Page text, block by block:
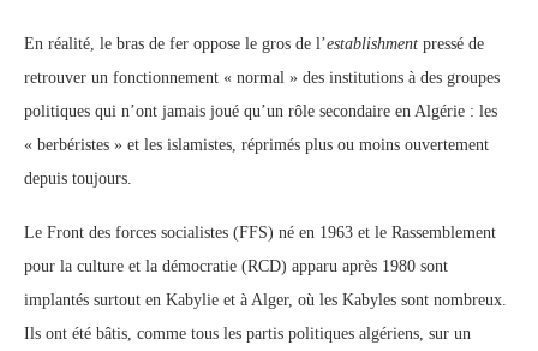
En réalité, le bras de fer oppose le gros de l’establishment pressé de
retrouver un fonctionnement « normal » des institutions à des groupes
politiques qui n’ont jamais joué qu’un rôle secondaire en Algérie : les
« berbéristes » et les islamistes, réprimés plus ou moins ouvertement
depuis toujours.
Le Front des forces socialistes (FFS) né en 1963 et le Rassemblement
pour la culture et la démocratie (RCD) apparu après 1980 sont
implantés surtout en Kabylie et à Alger, où les Kabyles sont nombreux.
Ils ont été bâtis, comme tous les partis politiques algériens, sur un